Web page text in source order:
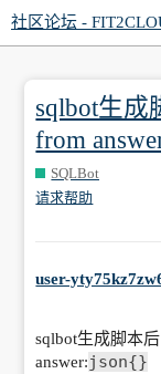
社区论坛 -
sqlbot生成
from
SQLBot
请求帮助
user-
sqlbot生成脚本
answer:json{}